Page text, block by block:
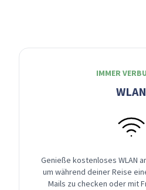
IMMER
WLAN
Genieße kostenloses WLAN
um während deiner Reise
Mails zu checken oder mit